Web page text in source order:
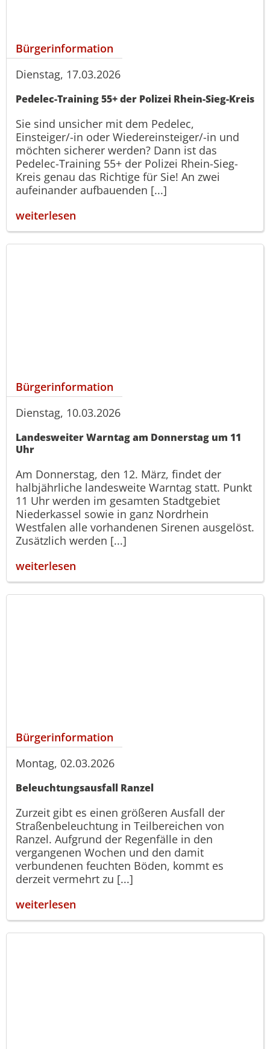
Bürgerinformation
Dienstag, 17.03.2026
Pedelec-Training 55+ der Polizei Rhein-Sieg-Kreis
Sie sind unsicher mit dem Pedelec,
Einsteiger/-in oder Wiedereinsteiger/-in und
möchten sicherer werden? Dann ist das
Pedelec-Training 55+ der Polizei Rhein-Sieg-
Kreis genau das Richtige für Sie! An zwei
aufeinander aufbauenden [...]
weiterlesen
Bürgerinformation
Dienstag, 10.03.2026
Landesweiter Warntag am Donnerstag um 11
Uhr
Am Donnerstag, den 12. März, findet der
halbjährliche landesweite Warntag statt. Punkt
11 Uhr werden im gesamten Stadtgebiet
Niederkassel sowie in ganz Nordrhein
Westfalen alle vorhandenen Sirenen ausgelöst.
Zusätzlich werden [...]
weiterlesen
Bürgerinformation
Montag, 02.03.2026
Beleuchtungsausfall Ranzel
Zurzeit gibt es einen größeren Ausfall der
Straßenbeleuchtung in Teilbereichen von
Ranzel. Aufgrund der Regenfälle in den
vergangenen Wochen und den damit
verbundenen feuchten Böden, kommt es
derzeit vermehrt zu [...]
weiterlesen